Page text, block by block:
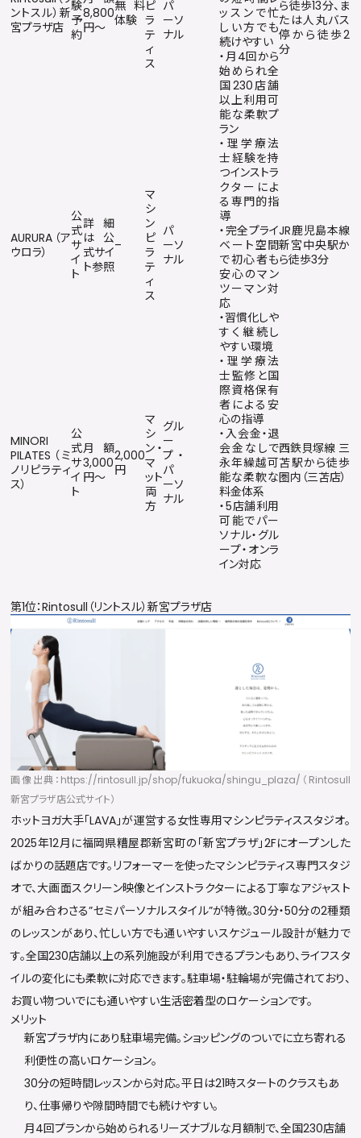
ントスル）新
宮プラザ店
験
予
約
8,800
円〜
無料
体験
ピ
ラ
テ
ィ
ス
パ
ーソ
ナル
ッスンで忙
しい方でも
続けやすい
・月4回から
始められ全
国230店舗
以上利用可
能な柔軟プ
ラン
ら徒歩13分、ま
たは人丸バス
停から徒歩2
分
AURURA（ア
ウロラ）
公
式
サ
イ
ト
詳細
は公
式サイ
ト参照
–
マ
シ
ン
ピ
ラ
テ
ィ
ス
パ
ーソ
ナル
・理学療法
士経験を持
つインストラ
クターによ
る専門的指
導
・完全プライ
ベート空間
で初心者も
安心のマン
ツーマン対
応
・習慣化しや
すく継続し
やすい環境
JR鹿児島本線
新宮中央駅か
ら徒歩3分
MINORI
PILATES（ミ
ノリピラティ
ス）
公
式
サ
イ
ト
月額
3,000
円〜
2,000
円
マ
シ
ン・
マ
ット
両
方
グル
ー
プ・
パ
ーソ
ナル
・理学療法
士監修と国
際資格保有
者による安
心の指導
・入会金・退
会金なしで
永年繰越可
能な柔軟な
料金体系
・5店舗利用
可能でパー
ソナル・グル
ープ・オンラ
イン対応
西鉄貝塚線 三
苫駅から徒歩
圏内（三苫店）
第1位：Rintosull（リントスル）新宮プラザ店
画像出典：https://rintosull.jp/shop/fukuoka/shingu_plaza/（Rintosull
新宮プラザ店公式サイト）
ホットヨガ大手「LAVA」が運営する女性専用マシンピラティススタジオ。
2025年12月に福岡県糟屋郡新宮町の「新宮プラザ」2Fにオープンした
ばかりの話題店です。リフォーマーを使ったマシンピラティス専門スタジ
オで、大画面スクリーン映像とインストラクターによる丁寧なアジャスト
が組み合わさる”セミパーソナルスタイル”が特徴。30分・50分の2種類
のレッスンがあり、忙しい方でも通いやすいスケジュール設計が魅力で
す。全国230店舗以上の系列施設が利用できるプランもあり、ライフスタ
イルの変化にも柔軟に対応できます。駐車場・駐輪場が完備されており、
お買い物ついでにも通いやすい生活密着型のロケーションです。
メリット
新宮プラザ内にあり駐車場完備。ショッピングのついでに立ち寄れる
利便性の高いロケーション。
30分の短時間レッスンから対応。平日は21時スタートのクラスもあ
り、仕事帰りや隙間時間でも続けやすい。
月4回プランから始められるリーズナブルな月額制で、全国230店舗